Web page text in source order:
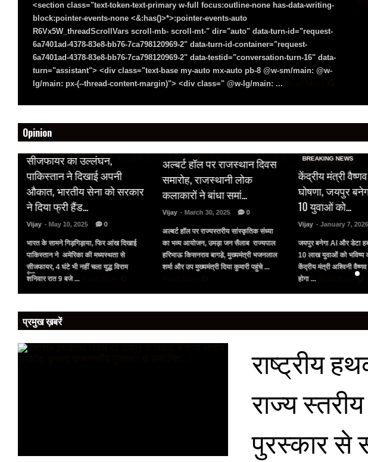
<section class="text-token-text-primary w-full focus:outline-none has-data-writing-
block:pointer-events-none <&:has()>*>:pointer-events-auto
R6Vx5W_threadScrollVars scroll-mb- scroll-mt-" dir="auto" data-turn-id="request-
6a7401ad-4378-83e8-bb76-7ca798120969-2" data-turn-id-container="request-
6a7401ad-4378-83e8-bb76-7ca798120969-2" data-testid="conversation-turn-16" data-
turn="assistant"> <div class="text-base my-auto mx-auto pb-8 @w-sm/main: @w-
lg/main: px-(--thread-content-margin)"> <div class=" @w-lg/main: ...
Opinion
HOT NEWS
सीजफायर का उल्लंघन,
पाकिस्तान ने दिखाई अपनी
औकात, भारतीय सेना को सरकार
ने दिया फ्री हैंड…
Vijay - May 10, 2025 0
भारत के सामने गिड़गिड़ाया, फिर आंख दिखाई
पाकिस्तान ने अमेरिका की मध्यस्थता से
सीजफायर, 4 घंटे भी नहीं चला युद्ध विराम
शनिवार रात 9 बजे ...
अल्बर्ट हॉल पर राजस्थान दिवस
समारोह, राजस्थानी लोक
कलाकारों ने बांधा समां…
Vijay - March 30, 2025 0
अल्बर्ट हॉल पर राज्यस्तरीय सांस्कृतिक संध्या
का भव्य आयोजन, उमड़ा जन सैलाब राज्यपाल
हरिभाऊ किसनराव बागडे़, मुख्यमंत्री भजनलाल
शर्मा और उप मुख्यमंत्री दिया कुमारी पहुंचे ...
BREAKING NEWS
केंद्रीय मंत्री
घोषणा, जयपुर
10 युवाओं को…
Vijay - January 7, 2026
जयपुर बनेगा AI और डेटा
10 लाख युवाओं को भविष्य
केंद्रीय मंत्री अश्विनी
होगा ...
प्रमुख ख़बरें
राष्ट्रीय
राज्य
पुरस्कार से